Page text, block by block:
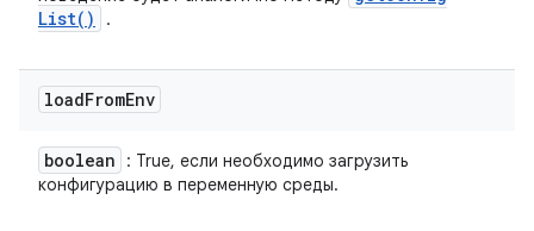
List( ) .
loadFromEnv
boolean
: True, если необходимо загрузить
конфигурацию в переменную среды.